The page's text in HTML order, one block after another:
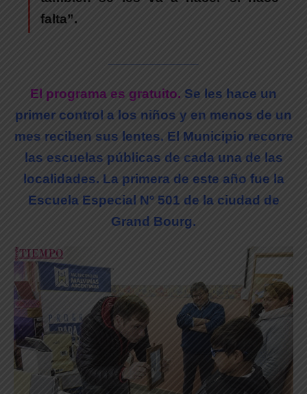
falta”.
El programa es gratuito. Se les hace un
primer control a los niños y en menos de un
mes reciben sus lentes. El Municipio recorre
las escuelas públicas de cada una de las
localidades. La primera de este año fue la
Escuela Especial Nº 501 de la ciudad de
Grand Bourg.